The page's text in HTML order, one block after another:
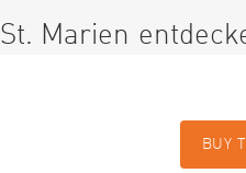
St. Marien
BUY